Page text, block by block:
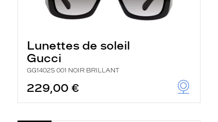
Lunettes de soleil
Gucci
GG1402S 001 NOIR BRILLANT
229,00 €